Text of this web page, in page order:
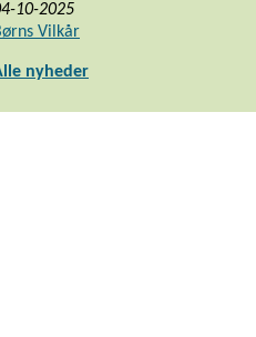
10-2025
Vilkår
nyheder